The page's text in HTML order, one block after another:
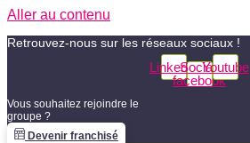
Aller au contenu
Retrouvez-nous sur les réseaux sociaux !
LinkedinSocial-
facebook
Youtube
Vous souhaitez rejoindre le
groupe ?
Devenir franchisé